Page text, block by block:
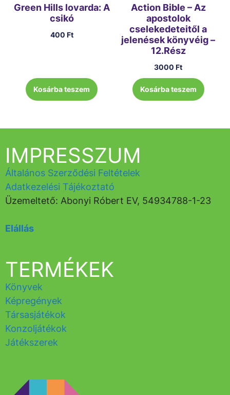
Green Hills lovarda: A
csikó
400 Ft
Kosárba teszem
Action Bible – Az
apostolok
cselekedeteitől a
jelenések könyvéig –
12.Rész
3000Ft
Kosárba teszem
TERMÉKEK
Könyvek
Képregények
Társasjátékok
Konzoljátékok
Játékszerek
IMPRESSZUM
Általános Szerződési Feltételek
Adatkezelési Tájékoztató
Üzemeltető: Abonyi Róbert EV, 54934788-1-23
Elállás